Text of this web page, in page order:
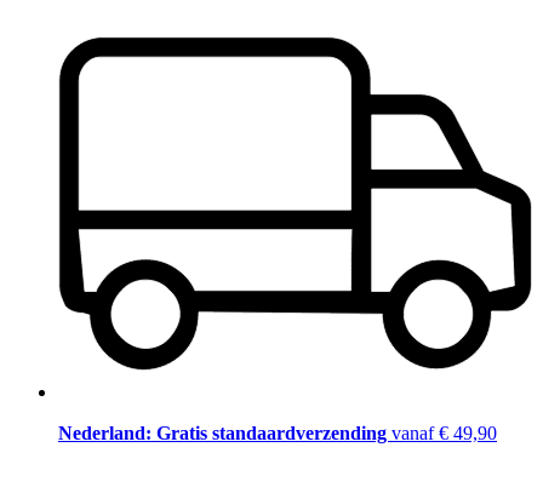
Nederland: Gratis standaardverzending vanaf € 49,90